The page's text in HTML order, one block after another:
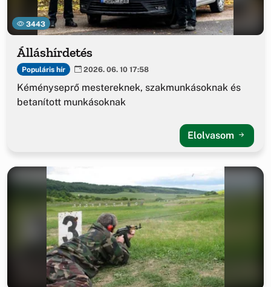
3443
Álláshírdetés
Populáris hír 2026. 06. 10 17:58
Kéményseprő mestereknek, szakmunkásoknak és
betanított munkásoknak
Elolvasom